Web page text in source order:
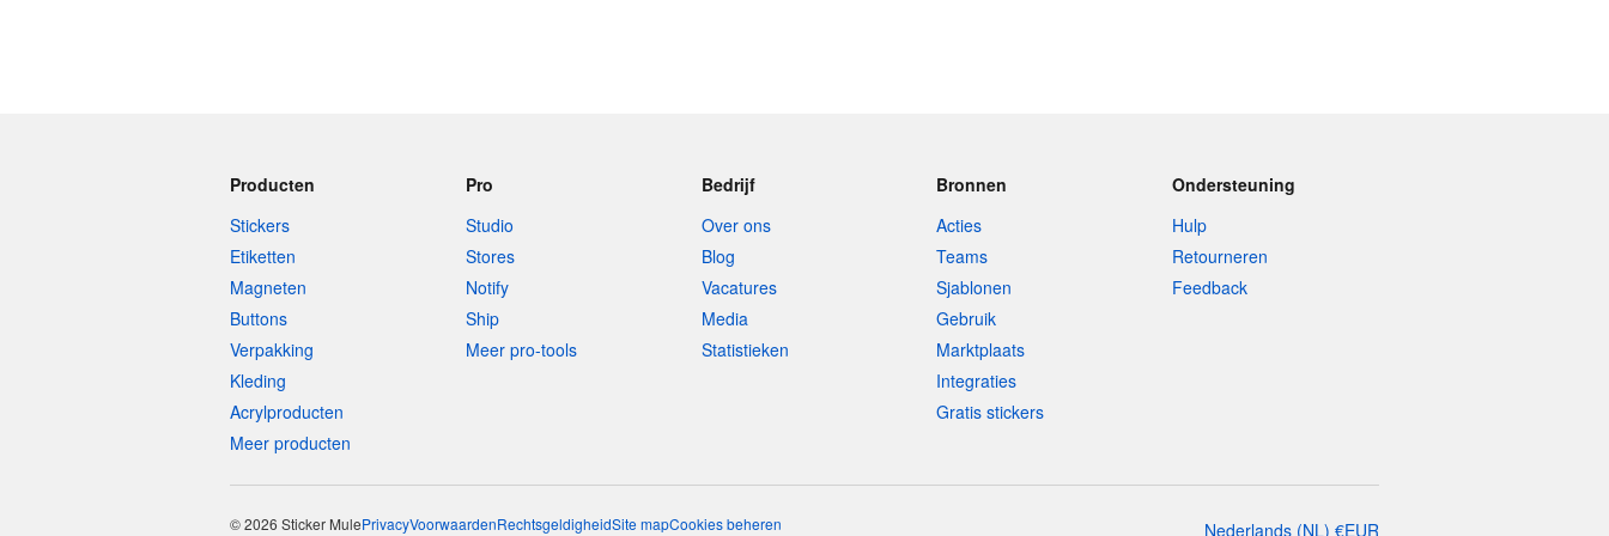
Producten
Stickers
Etiketten
Magneten
Buttons
Verpakking
Kleding
Acrylproducten
Meer producten
Pro
Studio
Stores
Notify
Ship
Meer pro-tools
Bedrijf
Over ons
Blog
Vacatures
Media
Statistieken
Bronnen
Acties
Teams
Sjablonen
Gebruik
Marktplaats
Integraties
Gratis stickers
Ondersteuning
Hulp
Retourneren
Feedback
© 2026 Sticker MulePrivacyVoorwaardenRechtsgeldigheidSite mapCookies beheren Nederlands (NL) €EUR